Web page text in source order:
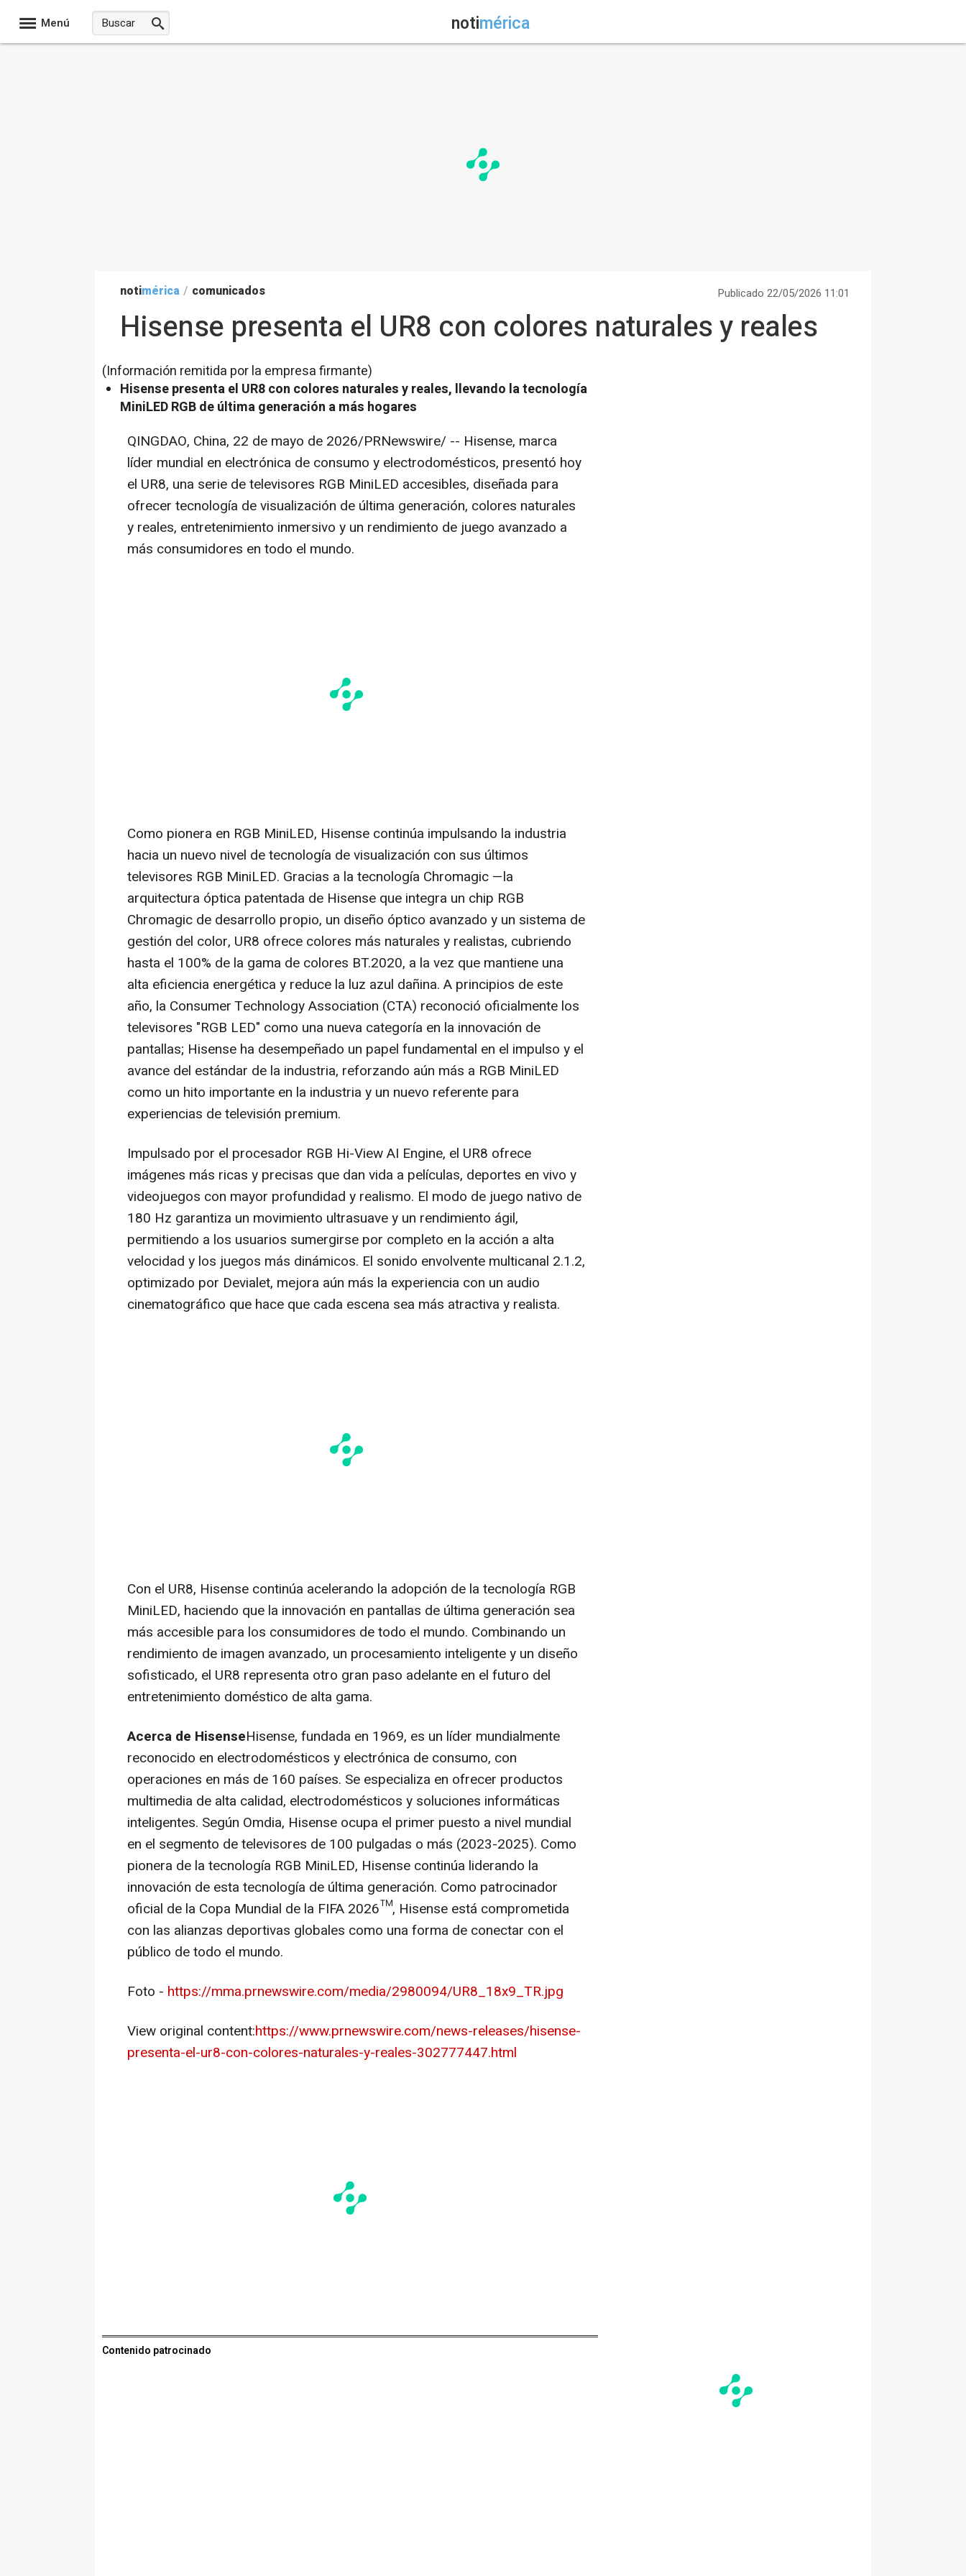
Menú notimérica
notimérica / comunicados Publicado 22/05/2026 11:01
Hisense presenta el UR8 con colores naturales y reales
(Información remitida por la empresa firmante)
Hisense presenta el UR8 con colores naturales y reales, llevando la tecnología
MiniLED RGB de última generación a más hogares
QINGDAO, China, 22 de mayo de 2026/PRNewswire/ -- Hisense, marca
líder mundial en electrónica de consumo y electrodomésticos, presentó hoy
el UR8, una serie de televisores RGB MiniLED accesibles, diseñada para
ofrecer tecnología de visualización de última generación, colores naturales
y reales, entretenimiento inmersivo y un rendimiento de juego avanzado a
más consumidores en todo el mundo.
Como pionera en RGB MiniLED, Hisense continúa impulsando la industria
hacia un nuevo nivel de tecnología de visualización con sus últimos
televisores RGB MiniLED. Gracias a la tecnología Chromagic —la
arquitectura óptica patentada de Hisense que integra un chip RGB
Chromagic de desarrollo propio, un diseño óptico avanzado y un sistema de
gestión del color, UR8 ofrece colores más naturales y realistas, cubriendo
hasta el 100% de la gama de colores BT.2020, a la vez que mantiene una
alta eficiencia energética y reduce la luz azul dañina. A principios de este
año, la Consumer Technology Association (CTA) reconoció oficialmente los
televisores "RGB LED" como una nueva categoría en la innovación de
pantallas; Hisense ha desempeñado un papel fundamental en el impulso y el
avance del estándar de la industria, reforzando aún más a RGB MiniLED
como un hito importante en la industria y un nuevo referente para
experiencias de televisión premium.
Impulsado por el procesador RGB Hi-View AI Engine, el UR8 ofrece
imágenes más ricas y precisas que dan vida a películas, deportes en vivo y
videojuegos con mayor profundidad y realismo. El modo de juego nativo de
180 Hz garantiza un movimiento ultrasuave y un rendimiento ágil,
permitiendo a los usuarios sumergirse por completo en la acción a alta
velocidad y los juegos más dinámicos. El sonido envolvente multicanal 2.1.2,
optimizado por Devialet, mejora aún más la experiencia con un audio
cinematográfico que hace que cada escena sea más atractiva y realista.
Con el UR8, Hisense continúa acelerando la adopción de la tecnología RGB
MiniLED, haciendo que la innovación en pantallas de última generación sea
más accesible para los consumidores de todo el mundo. Combinando un
rendimiento de imagen avanzado, un procesamiento inteligente y un diseño
sofisticado, el UR8 representa otro gran paso adelante en el futuro del
entretenimiento doméstico de alta gama.
Acerca de HisenseHisense, fundada en 1969, es un líder mundialmente
reconocido en electrodomésticos y electrónica de consumo, con
operaciones en más de 160 países. Se especializa en ofrecer productos
multimedia de alta calidad, electrodomésticos y soluciones informáticas
inteligentes. Según Omdia, Hisense ocupa el primer puesto a nivel mundial
en el segmento de televisores de 100 pulgadas o más (2023-2025). Como
pionera de la tecnología RGB MiniLED, Hisense continúa liderando la
innovación de esta tecnología de última generación. Como patrocinador
oficial de la Copa Mundial de la FIFA 2026™, Hisense está comprometida
con las alianzas deportivas globales como una forma de conectar con el
público de todo el mundo.
Foto - https://mma.prnewswire.com/media/2980094/UR8_18x9_TR.jpg
View original content:https://www.prnewswire.com/news-releases/hisense-
presenta-el-ur8-con-colores-naturales-y-reales-302777447.html
Contenido patrocinado